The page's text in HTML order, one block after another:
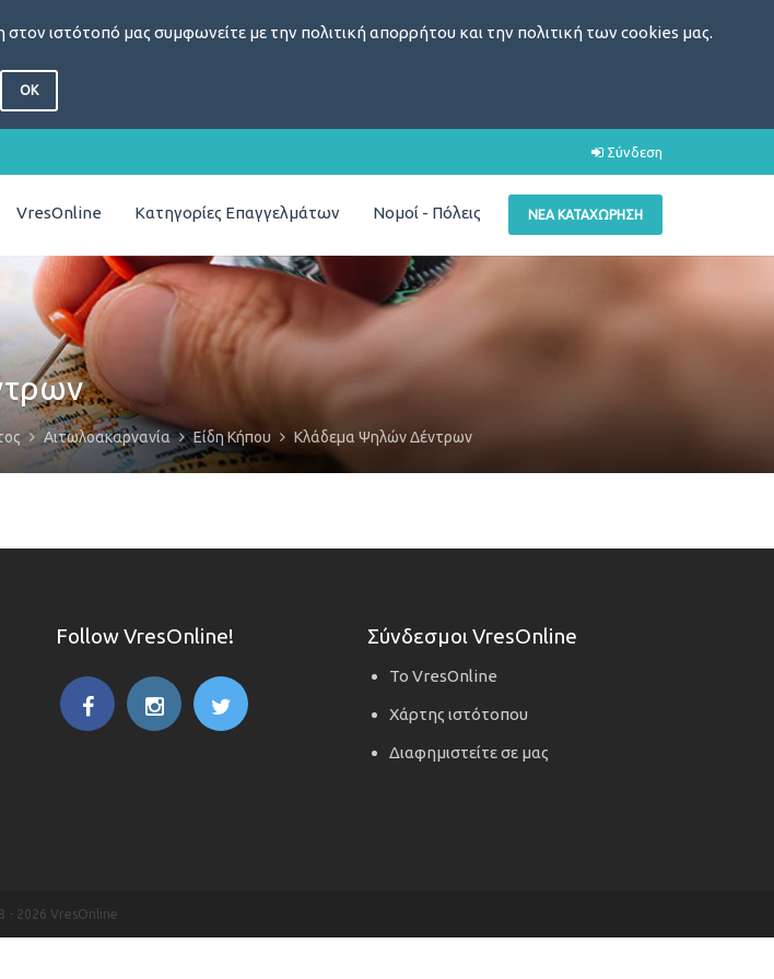
ιστότοπό μας συμφωνείτε με την πολιτική απορρήτου και την πολιτική των cookies μας.
OK
Σύνδεση
ΝΈΑ ΚΑΤΑΧΏΡΗΣΗ
VresOnline Κατηγορίες Επαγγελμάτων Νομοί - Πόλεις
Αιτωλοακαρνανία Είδη Κήπου Κλάδεμα Ψηλών Δέντρων
Follow VresOnline! Σύνδεσμοι VresOnline
Το VresOnline
Χάρτης ιστότοπου
Διαφημιστείτε σε μας
- 2026 VresOnline